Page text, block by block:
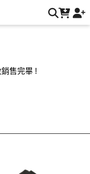
站 | 台灣勃肯官方網站
售完畢 !